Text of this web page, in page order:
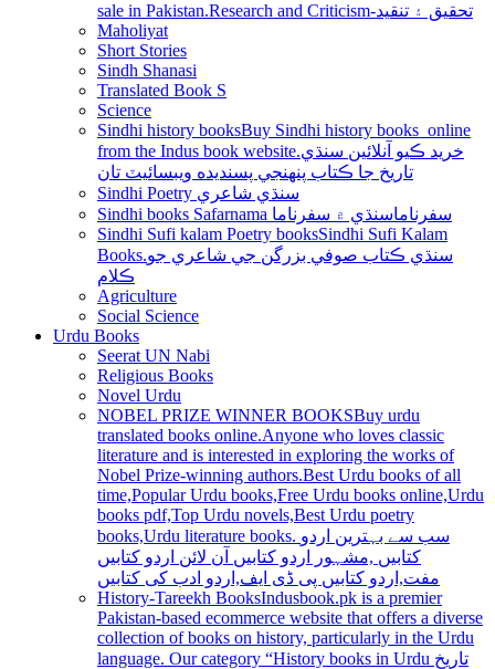
sale in Pakistan.Research and Criticism-تحقيق ۽ تنقيد
Maholiyat
Short Stories
Sindh Shanasi
Translated Book S
Science
Sindhi history booksBuy Sindhi history books online
from the Indus book website.خريد ڪيو آنلائين سنڌي
تاريخ جا ڪتاب پنھنجي پسنديده ويبسائيٽ تان
Sindhi Poetry سنڌي شاعري
Sindhi books Safarnama سفرناماسنڌي ۾ سفرناما
Sindhi Sufi kalam Poetry booksSindhi Sufi Kalam
Books.سنڌي ڪتاب صوفي بزرگن جي شاعري جو
ڪلام
Agriculture
Social Science
Urdu Books
Seerat UN Nabi
Religious Books
Novel Urdu
NOBEL PRIZE WINNER BOOKSBuy urdu
translated books online.Anyone who loves classic
literature and is interested in exploring the works of
Nobel Prize-winning authors.Best Urdu books of all
time,Popular Urdu books,Free Urdu books online,Urdu
books pdf,Top Urdu novels,Best Urdu poetry
books,Urdu literature books. سب سے بہترین اردو
کتابیں ,مشہور اردو کتابیں آن لائن اردو کتابیں
مفت,اردو کتابیں پی ڈی ایف,اردو ادب کی کتابیں
History-Tareekh BooksIndusbook.pk is a premier
Pakistan-based ecommerce website that offers a diverse
collection of books on history, particularly in the Urdu
language. Our category “History books in Urdu تاریخ